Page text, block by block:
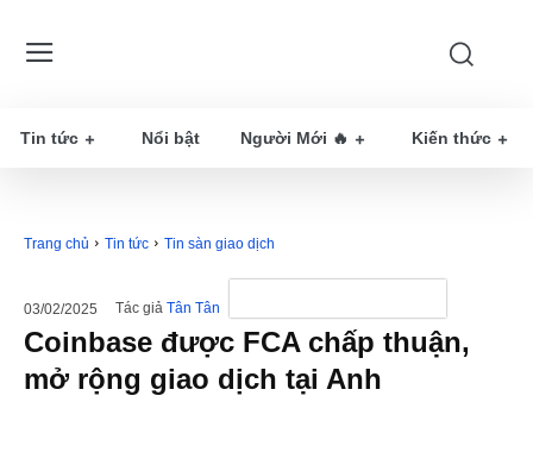
Tin tức Nổi bật Người Mới 🔥 Kiến thức
Trang chủ Tin tức Tin sàn giao dịch
03/02/2025 Tác giả Tân Tân
Coinbase được FCA chấp thuận,
mở rộng giao dịch tại Anh